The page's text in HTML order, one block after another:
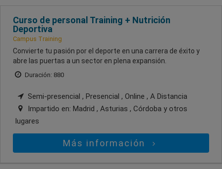
Curso de personal Training + Nutrición
Deportiva
Campus Training
Convierte tu pasión por el deporte en una carrera de éxito y
abre las puertas a un sector en plena expansión.
Duración: 880
Semi-presencial , Presencial , Online , A Distancia
Impartido en: Madrid , Asturias , Córdoba y otros
lugares
Más información